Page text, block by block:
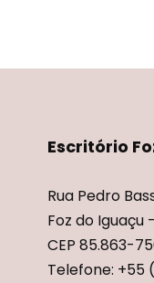
Escritório
Rua Pedro
Foz do Iguaçu
CEP 85.863-
Telefone: +55